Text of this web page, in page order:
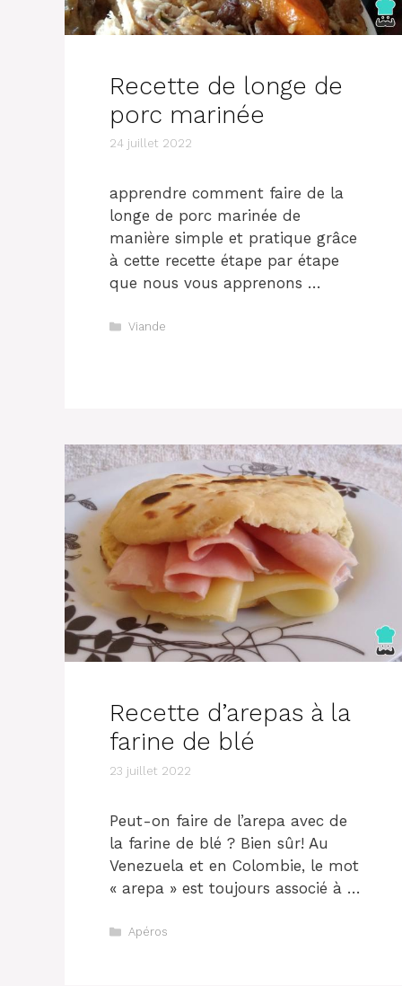
Recette de longe de
porc marinée
24 juillet 2022
apprendre comment faire de la
longe de porc marinée de
manière simple et pratique grâce
à cette recette étape par étape
que nous vous apprenons …
Catégories
Viande
Recette d’arepas à la
farine de blé
23 juillet 2022
Peut-on faire de l’arepa avec de
la farine de blé ? Bien sûr! Au
Venezuela et en Colombie, le mot
« arepa » est toujours associé à …
Catégories
Apéros